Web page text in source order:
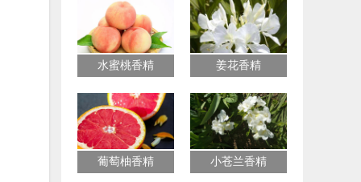
水蜜桃香精 姜花香精
葡萄柚香精 小苍兰香精